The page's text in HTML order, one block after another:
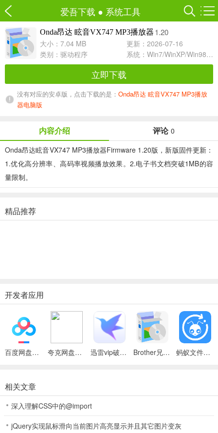
爱吾下载 ● 系统工具
Onda昂达 眩音VX747 MP3播放器 1.20
大小：7.04 MB
更新：2026-07-16
类别： 驱动程序 系统：Win7/WinXP/Win98/Win8/Win10兼容软件
立即下载
没有对应的安卓版，点击下载的是： Onda昂达 眩音VX747 MP3播放
器电脑版
内容介绍 评论 0
Onda昂达眩音VX747 MP3播放器Firmware 1.20版，新版固件更新：
1.优化高分辨率、高码率视频播放效果。2.电子书文档突破1MB的容
量限制。
精品推荐
开发者应用
百度网盘绿色免安装Pc电脑版 夸克网盘官方正式版 迅雷vip破解版永久会员2024版 Brother兄弟 MFC-8480DN多功能一体机ISIS驱动 蚂蚁文件（数据恢复大师）
相关文章
深入理解CSS中的@import
jQuery实现鼠标滑向当前图片高亮显示并且其它图片变灰